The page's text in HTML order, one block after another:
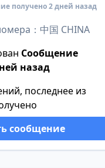
получено 2 дней назад
：中国 CHINA
Сообщение
назад
последнее из
сообщение